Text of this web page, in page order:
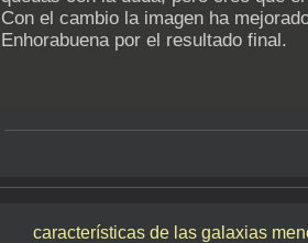
Con el cambio la imagen ha
Enhorabuena por el resultado final.
características de las galaxias